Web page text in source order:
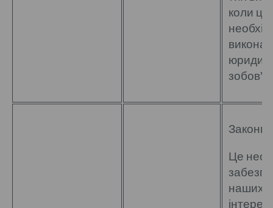
коли це
Це
наших